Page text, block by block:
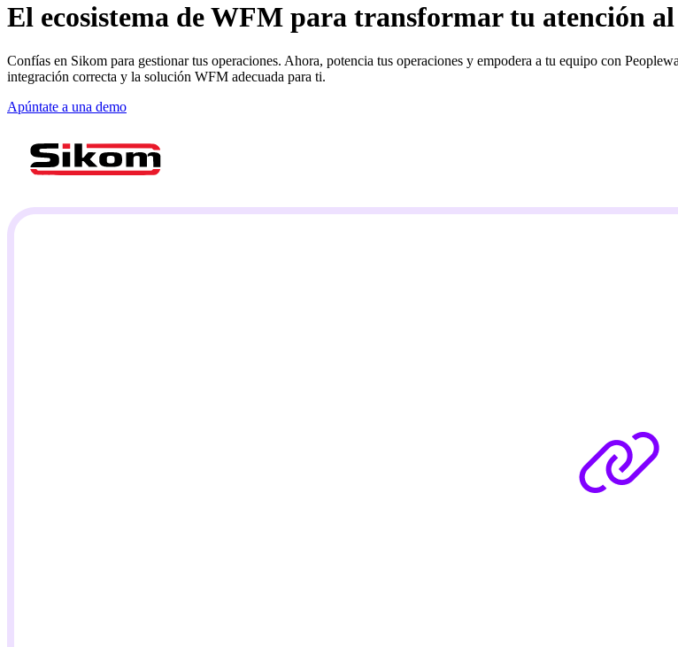
El ecosistema de WFM para transformar tu atención
Confías en Sikom para gestionar tus operaciones. Ahora, potencia tus operaciones y empodera a tu equipo con
integración correcta y la solución WFM adecuada para ti.
Apúntate a una demo